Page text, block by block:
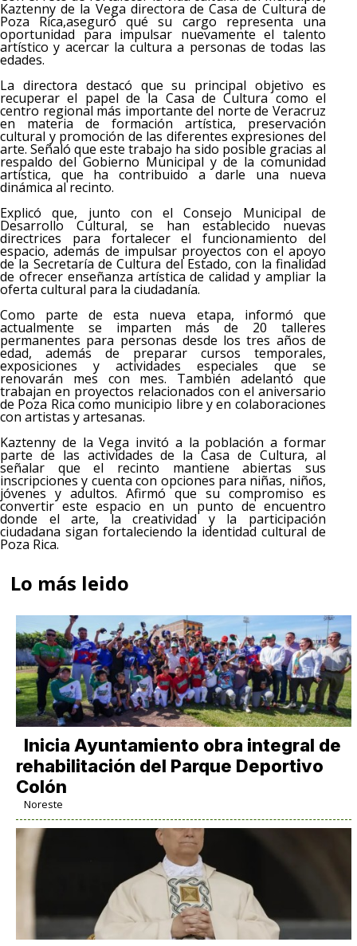
Kaztenny de la Vega directora de Casa de Cultura de
Poza Rica,aseguró qué su cargo representa una
oportunidad para impulsar nuevamente el talento
artístico y acercar la cultura a personas de todas las
edades.
La directora destacó que su principal objetivo es
recuperar el papel de la Casa de Cultura como el
centro regional más importante del norte de Veracruz
en materia de formación artística, preservación
cultural y promoción de las diferentes expresiones del
arte. Señaló que este trabajo ha sido posible gracias al
respaldo del Gobierno Municipal y de la comunidad
artística, que ha contribuido a darle una nueva
dinámica al recinto.
Explicó que, junto con el Consejo Municipal de
Desarrollo Cultural, se han establecido nuevas
directrices para fortalecer el funcionamiento del
espacio, además de impulsar proyectos con el apoyo
de la Secretaría de Cultura del Estado, con la finalidad
de ofrecer enseñanza artística de calidad y ampliar la
oferta cultural para la ciudadanía.
Como parte de esta nueva etapa, informó que
actualmente se imparten más de 20 talleres
permanentes para personas desde los tres años de
edad, además de preparar cursos temporales,
exposiciones y actividades especiales que se
renovarán mes con mes. También adelantó que
trabajan en proyectos relacionados con el aniversario
de Poza Rica como municipio libre y en colaboraciones
con artistas y artesanas.
Kaztenny de la Vega invitó a la población a formar
parte de las actividades de la Casa de Cultura, al
señalar que el recinto mantiene abiertas sus
inscripciones y cuenta con opciones para niñas, niños,
jóvenes y adultos. Afirmó que su compromiso es
convertir este espacio en un punto de encuentro
donde el arte, la creatividad y la participación
ciudadana sigan fortaleciendo la identidad cultural de
Poza Rica.
Lo más leido
Inicia Ayuntamiento obra integral de
rehabilitación del Parque Deportivo
Colón
Noreste